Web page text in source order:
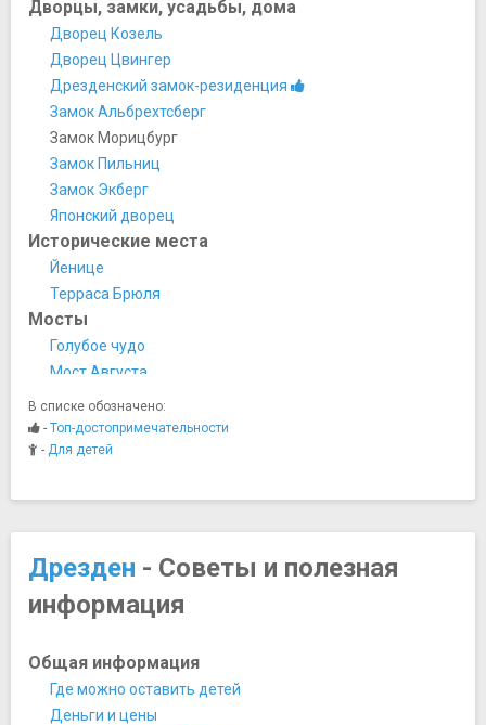
Дворцы, замки, усадьбы, дома
Дворец Козель
Дворец Цвингер
Дрезденский замок-резиденция
Замок Альбрехтсберг
Замок Морицбург
Замок Пильниц
Замок Экберг
Японский дворец
Исторические места
Йенице
Терраса Брюля
Мосты
Голубое чудо
Мост Августа
Мост Бастай
Музеи
Альбертинум
Государственные художественные собрания Дрездена
мастеров)
Дрезденская оружейная палата
Дрезденский зоологический музей
Зелёный свод
Кройцкирхе
В списке обозначено:
- Топ-достопримечательности
- Для детей
Дрезден - Советы и полезная
информация
Общая информация
Где можно оставить детей
Деньги и цены